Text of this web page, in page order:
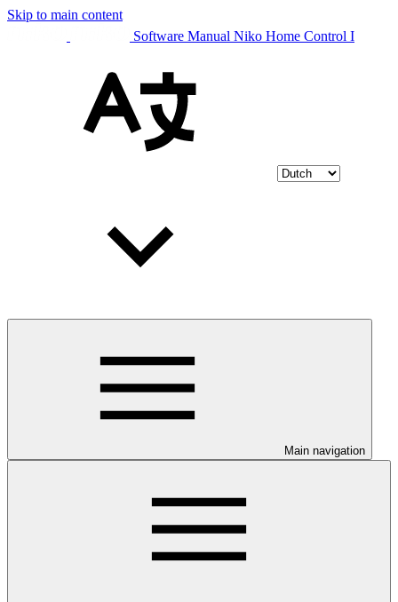
Skip to main content
Software Manual Niko Home Control I
Main navigation